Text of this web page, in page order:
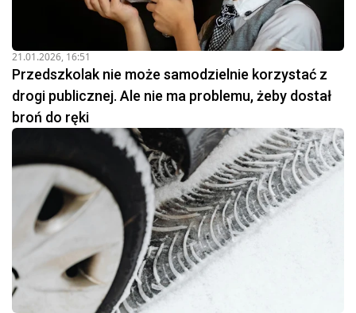
21.01.2026, 16:51
Przedszkolak nie może samodzielnie korzystać z
drogi publicznej. Ale nie ma problemu, żeby dostał
broń do ręki